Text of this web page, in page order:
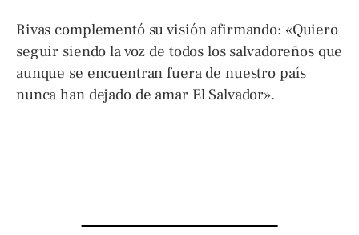
Rivas complementó su visión afirmando: «Quiero
seguir siendo la voz de todos los salvadoreños que
aunque se encuentran fuera de nuestro país
nunca han dejado de amar El Salvador».